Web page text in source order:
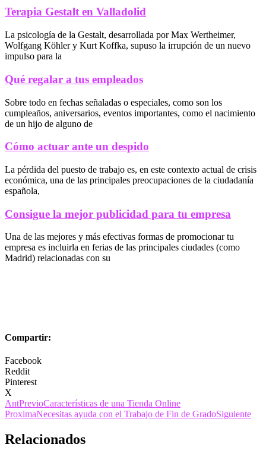
Terapia Gestalt en Valladolid
La psicología de la Gestalt, desarrollada por Max Wertheimer,
Wolfgang Köhler y Kurt Koffka, supuso la irrupción de un nuevo
impulso para la
Qué regalar a tus empleados
Sobre todo en fechas señaladas o especiales, como son los
cumpleaños, aniversarios, eventos importantes, como el nacimiento
de un hijo de alguno de
Cómo actuar ante un despido
La pérdida del puesto de trabajo es, en este contexto actual de crisis
económica, una de las principales preocupaciones de la ciudadanía
española,
Consigue la mejor publicidad para tu empresa
Una de las mejores y más efectivas formas de promocionar tu
empresa es incluirla en ferias de las principales ciudades (como
Madrid) relacionadas con su
Compartir:
Facebook
Reddit
Pinterest
X
AntPrevioCaracterísticas de una Tienda Online
ProximaNecesitas ayuda con el Trabajo de Fin de GradoSiguiente
Relacionados